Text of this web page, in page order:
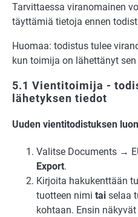
Tarvittaessa viranomainen
täyttämiä tietoja ennen
Huomaa: todistus tulee
kun toimija on lähettänyt
5.1 Vientitoimija -
lähetyksen tiedot
Uuden vientitodistuksen
Valitse Documents →
Export.
Kirjoita hakukenttään
tuotteen nimi tai selaa
kohtaan. Ensin